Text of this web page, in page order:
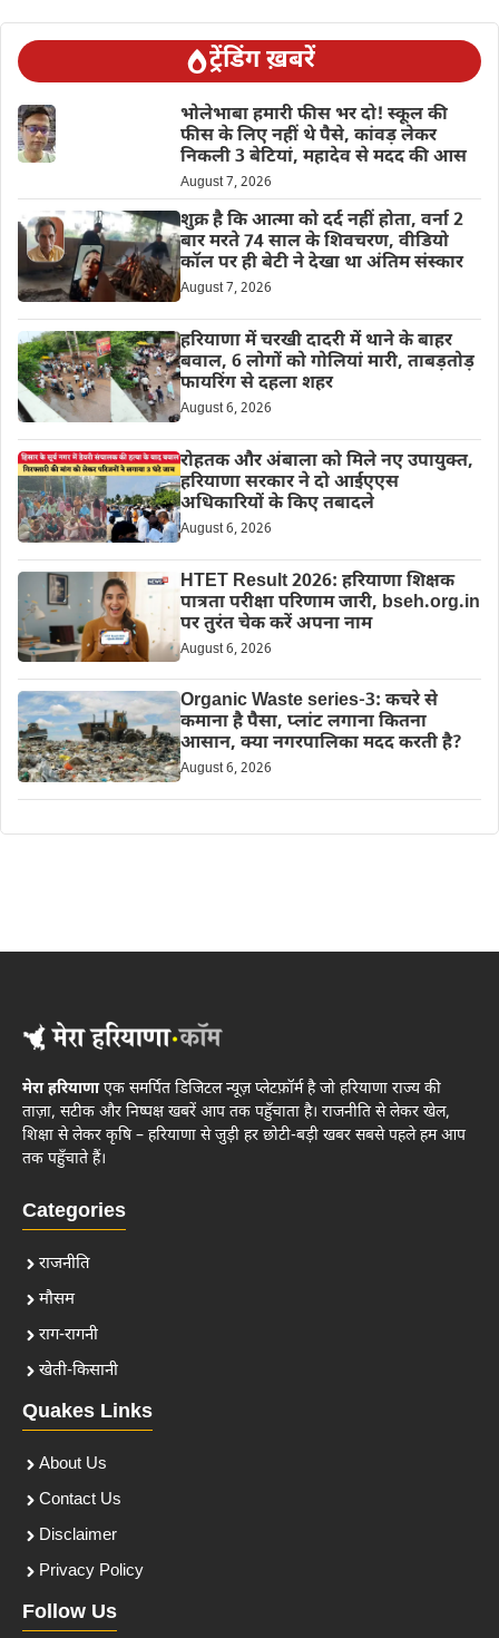
ट्रेंडिंग ख़बरें
भोलेभाबा हमारी फीस भर दो! स्कूल की
फीस के लिए नहीं थे पैसे, कांवड़ लेकर
निकली 3 बेटियां, महादेव से मदद की आस
August 7, 2026
शुक्र है कि आत्मा को दर्द नहीं होता, वर्ना 2
बार मरते 74 साल के शिवचरण, वीडियो
कॉल पर ही बेटी ने देखा था अंतिम संस्कार
August 7, 2026
हरियाणा में चरखी दादरी में थाने के बाहर
बवाल, 6 लोगों को गोलियां मारी, ताबड़तोड़
फायरिंग से दहला शहर
August 6, 2026
रोहतक और अंबाला को मिले नए उपायुक्त,
हरियाणा सरकार ने दो आईएएस
अधिकारियों के किए तबादले
August 6, 2026
HTET Result 2026: हरियाणा शिक्षक
पात्रता परीक्षा परिणाम जारी, bseh.org.in
पर तुरंत चेक करें अपना नाम
August 6, 2026
Organic Waste series-3: कचरे से
कमाना है पैसा, प्लांट लगाना कितना
आसान, क्या नगरपालिका मदद करती है?
August 6, 2026
मेरा हरियाणाएक समर्पित डिजिटल न्यूज़ प्लेटफ़ॉर्म है जो हरियाणा राज्य की
ताज़ा, सटीक और निष्पक्ष खबरें आप तक पहुँचाता है। राजनीति से लेकर खेल,
शिक्षा से लेकर कृषि – हरियाणा से जुड़ी हर छोटी-बड़ी खबर सबसे पहले हम आप
तक पहुँचाते हैं।
Categories
राजनीति
मौसम
राग-रागनी
खेती-किसानी
Quakes Links
About Us
Contact Us
Disclaimer
Privacy Policy
Follow Us